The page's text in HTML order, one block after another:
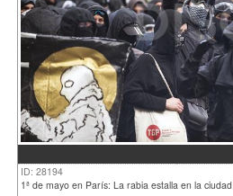
ID: 28194
1ª de mayo en París: La rabia estalla en la ciudad